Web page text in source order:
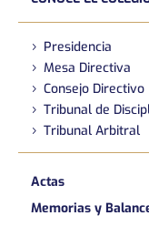
Presidencia
Mesa Directiva
Consejo Directivo
Tribunal de
Tribunal Arbitral
Actas
Memorias y